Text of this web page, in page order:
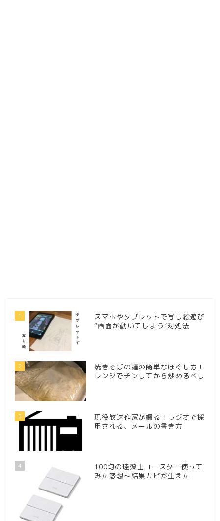
1
スマホやタブレットで写し絵遊び
“画面が動いてしまう”対処法
2
焼きそばの麺の簡単なほぐし方！
レンジでチンしてから炒めるべし
3
現役放送作家が綴る！ラジオで採
用される、メールの書き方
4
100均の珪藻土コースター使って
みた感想～結果カビが生えた